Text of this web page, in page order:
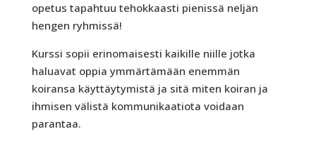
opetus tapahtuu tehokkaasti pienissä neljän
hengen ryhmissä!
Kurssi sopii erinomaisesti kaikille niille jotka
haluavat oppia ymmärtämään enemmän
koiransa käyttäytymistä ja sitä miten koiran ja
ihmisen välistä kommunikaatiota voidaan
parantaa.